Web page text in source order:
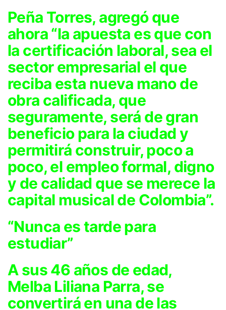
Peña Torres, agregó que
ahora “la apuesta es que con
la certificación laboral, sea el
sector empresarial el que
reciba esta nueva mano de
obra calificada, que
seguramente, será de gran
beneficio para la ciudad y
permitirá construir, poco a
poco, el empleo formal, digno
y de calidad que se merece la
capital musical de Colombia”.
“Nunca es tarde para
estudiar”
A sus 46 años de edad,
Melba Liliana Parra, se
convertirá en una de las